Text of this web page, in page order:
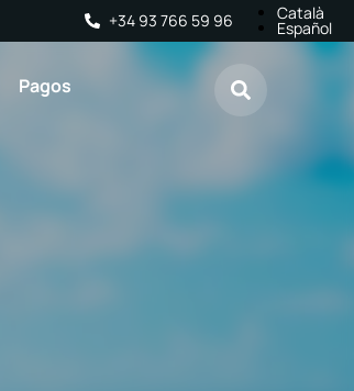
+34 93 766 59 96 Català
Español
Pagos